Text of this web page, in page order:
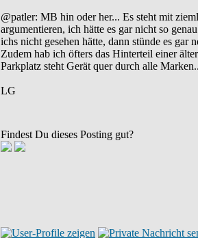
@patler: MB hin oder her... Es steht mit
argumentieren, ich hätte es gar nicht so
ichs nicht gesehen hätte, dann stünde es gar
Zudem hab ich öfters das Hinterteil einer
Parkplatz steht Gerät quer durch alle
LG
Findest Du dieses Posting gut?